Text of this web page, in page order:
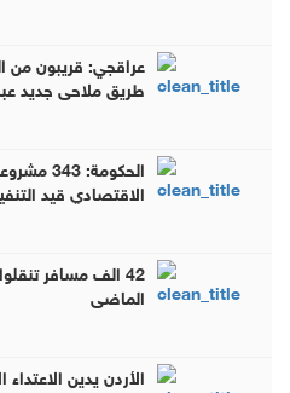
عراقجي: قريبون من
طريق ملاحي جديد
الاقتصادي قيد
42 الف مسافر
الماضي
الأردن يدين الاعتداء